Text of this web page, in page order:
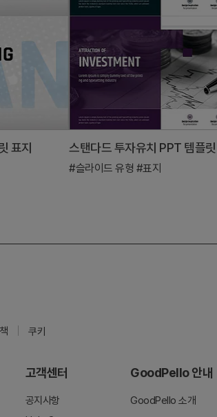
표지
#슬라이드 유형 #표지
쿠키
고객센터
공지사항
GoodPello 안내
GoodPello 소개